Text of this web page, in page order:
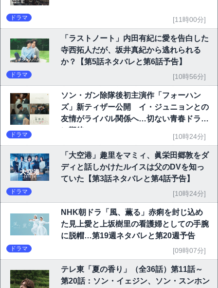
ドラマ [11時00分]
「ラストノート」内田有紀に愛を告白した
寺西拓人だが、坂井真紀から逃れられる
か？【第5話ネタバレと第6話予告】
ドラマ [10時56分]
ソン・ガン除隊後初主演作「フォーハン
ズ」新ティザー公開 イ・ジュニョンとの
友情がライバル関係へ…切ない青春ドラマ
に期待
ドラマ [10時24分]
「大空港」趣里をマミィ、眞栄田郷敦をダ
ディと話しかけたルイスは父のDVを知っ
ていた【第3話ネタバレと第4話予告】
ドラマ [10時24分]
NHK朝ドラ「風、薫る」赤痢を封じ込め
た見上愛と上坂樹里の看護婦としての手腕
に脱帽…第19週ネタバレと第20週予告
ドラマ [09時07分]
テレ東「夏の香り」（全36話）第11話～
第20話：ソン・イェジン、ソン・スンホン